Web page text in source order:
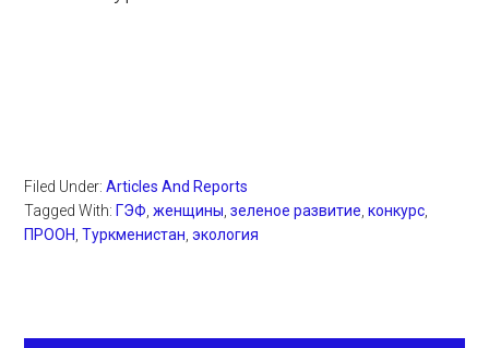
Filed Under:Articles And Reports
Tagged With: ГЭФ ,женщины ,зеленое развитие ,конкурс
ПРООН ,Туркменистан ,экология